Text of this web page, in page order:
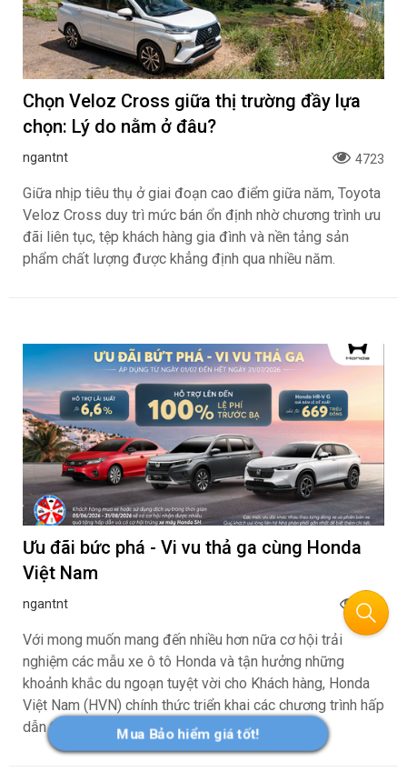
Chọn Veloz Cross giữa thị trường đầy lựa
chọn: Lý do nằm ở đâu?
ngantnt 4723
Giữa nhịp tiêu thụ ở giai đoạn cao điểm giữa năm, Toyota
Veloz Cross duy trì mức bán ổn định nhờ chương trình ưu
đãi liên tục, tệp khách hàng gia đình và nền tảng sản
phẩm chất lượng được khẳng định qua nhiều năm.
Ưu đãi bức phá - Vi vu thả ga cùng Honda
Việt Nam
ngantnt 356
Với mong muốn mang đến nhiều hơn nữa cơ hội trải
nghiệm các mẫu xe ô tô Honda và tận hưởng những
khoảnh khắc du ngoạn tuyệt vời cho Khách hàng, Honda
Việt Nam (HVN) chính thức triển khai các chương trình hấp
dẫn tới khách hàng:Mua Bảo hiểm giá tốt!